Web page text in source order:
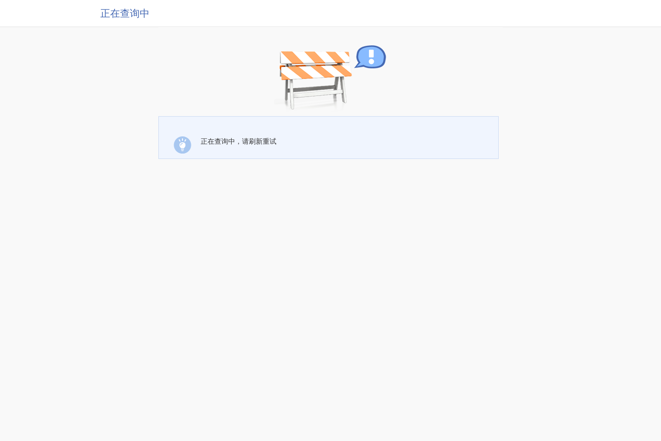
正在查询中
正在查询中，请刷新重试